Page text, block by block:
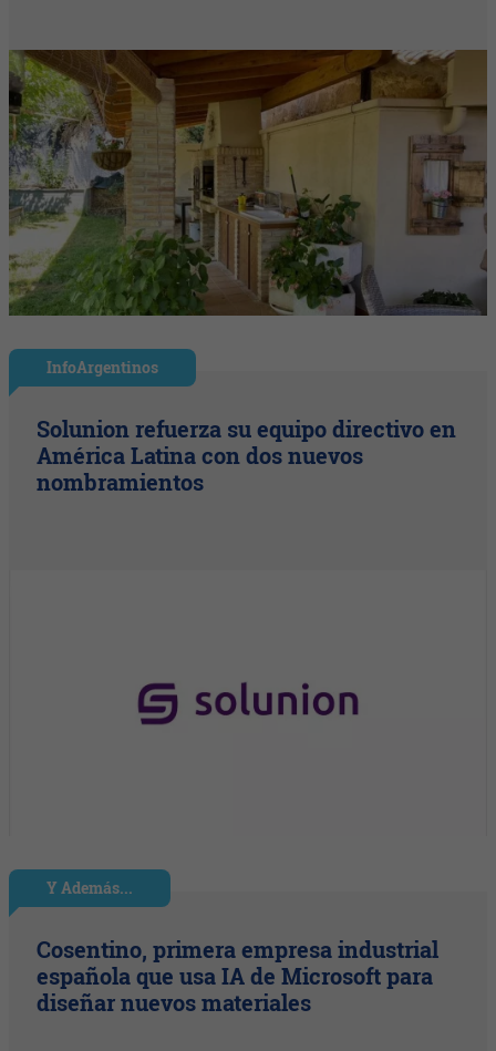
InfoArgentinos
Solunion refuerza su equipo directivo en
América Latina con dos nuevos
nombramientos
Y Además...
Cosentino, primera empresa industrial
española que usa IA de Microsoft para
diseñar nuevos materiales